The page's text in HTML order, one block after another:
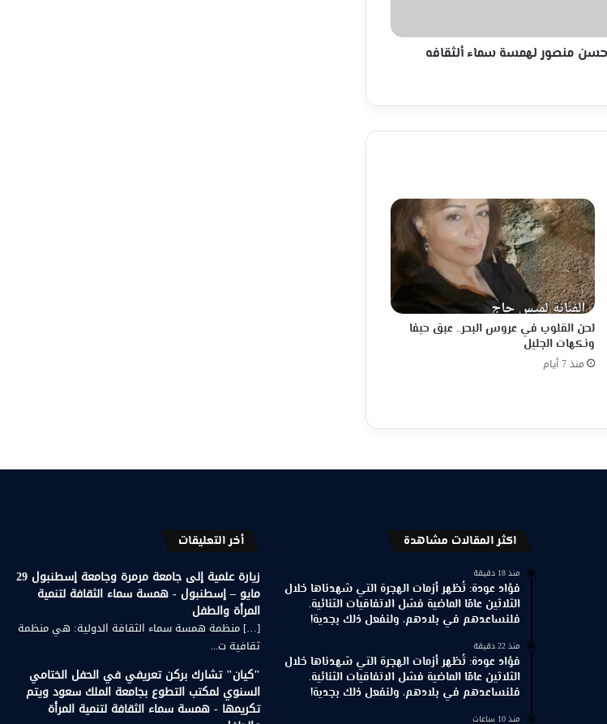
منصور لهمسة سماء ألثقافه
لحن القلوب في عروس البحر.. عبق حيفا
ونكهات الجليل
منذ 7 أيام
اكثر المقالات مشاهدة
منذ 18 دقيقة
فؤاد عودة: تُظهر أزمات الهجرة التي شهدناها خلال
الثلاثين عامًا الماضية فشل الاتفاقيات الثنائية.
فلنساعدهم في بلادهم، ولنفعل ذلك بجدية!
منذ 22 دقيقة
فؤاد عودة: تُظهر أزمات الهجرة التي شهدناها خلال
الثلاثين عامًا الماضية فشل الاتفاقيات الثنائية.
فلنساعدهم في بلادهم، ولنفعل ذلك بجدية!
منذ 10 ساعات
أخر التعليقات
زيارة علمية إلى جامعة مرمرة وجامعة إسطنبول 29
مايو – إسطنبول - همسة سماء الثقافة لتنمية
المرأة والطفل
[…] منظمة همسة سماء الثقافة الدولية: هي منظمة
ثقافية ت...
"كيان" تشارك بركن تعريفي في الحفل الختامي
السنوي لمكتب التطوع بجامعة الملك سعود ويتم
تكريمها - همسة سماء الثقافة لتنمية المرأة